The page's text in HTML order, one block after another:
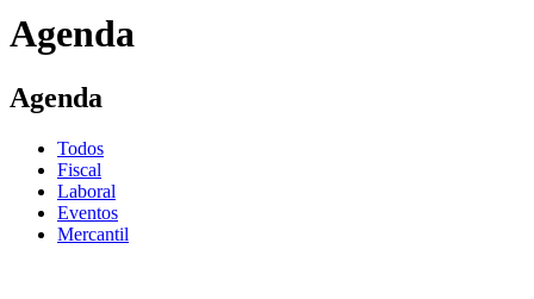
Agenda
Agenda
Todos
Fiscal
Laboral
Eventos
Mercantil